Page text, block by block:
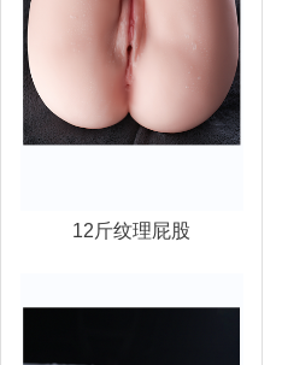
12斤纹理屁股